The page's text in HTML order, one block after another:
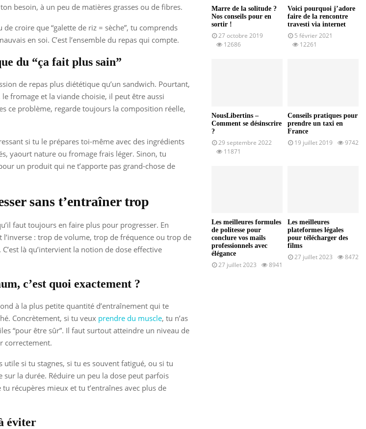
besoin, à un peu de matières grasses ou de fibres.
croire que “galette de riz = sèche”, tu comprends
en soi. C’est l’ensemble du repas qui compte.
du “ça fait plus sain”
de repas plus diététique qu’un sandwich. Pourtant,
fromage et la viande choisie, il peut être aussi
ce problème, regarde toujours la composition réelle,
si tu le prépares toi-même avec des ingrédients
yaourt nature ou fromage frais léger. Sinon, tu
un produit qui ne t’apporte pas grand-chose de
sans t’entraîner trop
faut toujours en faire plus pour progresser. En
l’inverse : trop de volume, trop de fréquence ou trop de
là qu’intervient la notion de dose effective
c’est quoi exactement ?
à la plus petite quantité d’entraînement qui te
Concrètement, si tu veux prendre du muscle, tu n’as
“pour être sûr”. Il faut surtout atteindre un niveau de
correctement.
utile si tu stagnes, si tu es souvent fatigué, ou si tu
sur la durée. Réduire un peu la dose peut parfois
récupères mieux et tu t’entraînes avec plus de
éviter
Marre de la solitude ?
Nos conseils pour en
sortir !
27 octobre 2019
12686
Voici pourquoi j’adore
faire de la rencontre
travesti via internet
5 février 2021
12261
NousLibertins –
Comment se désinscrire
?
29 septembre 2022
11871
Conseils pratiques pour
prendre un taxi en
France
19 juillet 2019 9742
Les meilleures formules
de politesse pour
conclure vos mails
professionnels avec
élégance
27 juillet 2023 8941
Les meilleures
plateformes légales
pour télécharger des
films
27 juillet 2023 8472